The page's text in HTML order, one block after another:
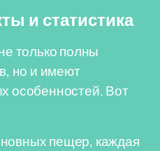
и статистика
только полны
но и имеют
особенностей. Вот
пещер, каждая